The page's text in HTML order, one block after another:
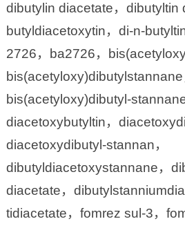
dibutylin diacetate，dibutyltin
butyldiacetoxytin，di-n-
2726，ba2726，
bis(acetyloxy)dibutylstannane
bis(acetyloxy)dibutyl-stannane
diacetoxybutyltin，
diacetoxydibutyl-stannan，
dibutyldiacetoxystannane，
diacetate，
tidiacetate，fomrez sul-3，